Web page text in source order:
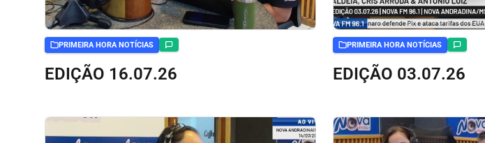
PRIMEIRA HORA NOTÍCIAS
EDIÇÃO 16.07.26
PRIMEIRA HORA NOTÍCIAS
EDIÇÃO 03.07.26